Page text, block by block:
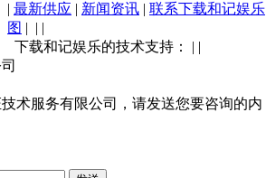
| 最新供应 | 新闻资讯 | 联系下载和记娱乐
图 | | |
下载和记娱乐的技术支持： | |
术服务有限公司，请发送您要咨询的内